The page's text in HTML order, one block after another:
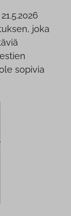
joka
sopivia